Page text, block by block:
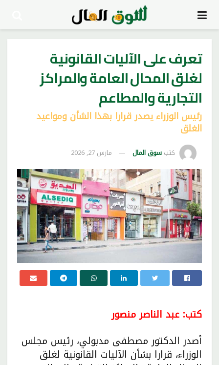
تعرف على الآليات القانونية
لغلق المحال العامة والمراكز
التجارية والمطاعم
رئيس الوزراء يصدر قرارا بهذا الشأن ومواعيد
الغلق
كتب سوق المال مارس 27, 2026
كتب: عبد الناصر منصور
أصدر الدكتور مصطفى مدبولي، رئيس مجلس
الوزراء، قرارا بشأن الآليات القانونية لغلق